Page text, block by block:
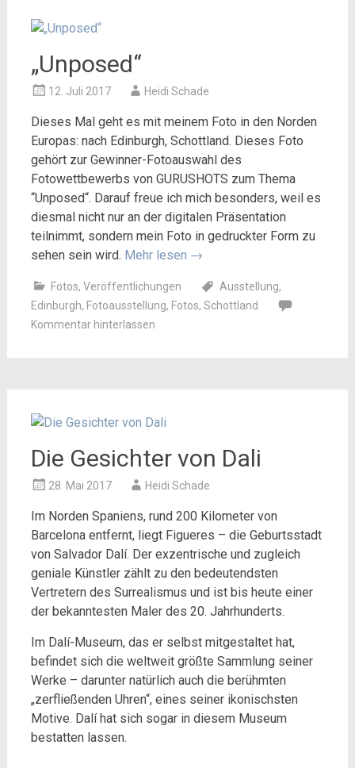
„Unposed“
12. Juli 2017 Heidi Schade
Dieses Mal geht es mit meinem Foto in den Norden
Europas: nach Edinburgh, Schottland. Dieses Foto
gehört zur Gewinner-Fotoauswahl des
Fotowettbewerbs von GURUSHOTS zum Thema
“Unposed“. Darauf freue ich mich besonders, weil es
diesmal nicht nur an der digitalen Präsentation
teilnimmt, sondern mein Foto in gedruckter Form zu
sehen sein wird. Mehr lesen →
Fotos, Veröffentlichungen Ausstellung,
Edinburgh, Fotoausstellung, Fotos, Schottland
Kommentar hinterlassen
Die Gesichter von Dali
28. Mai 2017 Heidi Schade
Im Norden Spaniens, rund 200 Kilometer von
Barcelona entfernt, liegt Figueres – die Geburtsstadt
von Salvador Dalí. Der exzentrische und zugleich
geniale Künstler zählt zu den bedeutendsten
Vertretern des Surrealismus und ist bis heute einer
der bekanntesten Maler des 20. Jahrhunderts.
Im Dalí-Museum, das er selbst mitgestaltet hat,
befindet sich die weltweit größte Sammlung seiner
Werke – darunter natürlich auch die berühmten
„zerfließenden Uhren“, eines seiner ikonischsten
Motive. Dalí hat sich sogar in diesem Museum
bestatten lassen.